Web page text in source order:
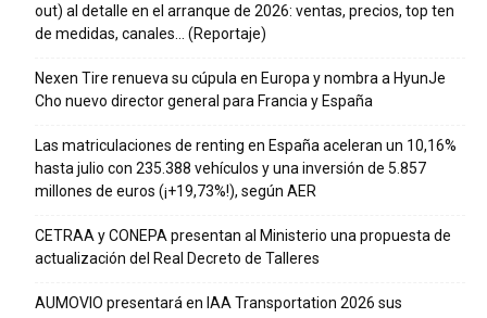
out) al detalle en el arranque de 2026: ventas, precios, top ten
de medidas, canales… (Reportaje)
Nexen Tire renueva su cúpula en Europa y nombra a HyunJe
Cho nuevo director general para Francia y España
Las matriculaciones de renting en España aceleran un 10,16%
hasta julio con 235.388 vehículos y una inversión de 5.857
millones de euros (¡+19,73%!), según AER
CETRAA y CONEPA presentan al Ministerio una propuesta de
actualización del Real Decreto de Talleres
AUMOVIO presentará en IAA Transportation 2026 sus